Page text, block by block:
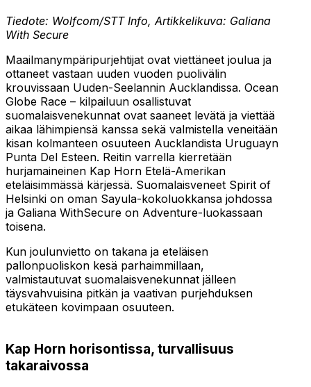
Tiedote: Wolfcom/STT Info, Artikkelikuva: Galiana
With Secure
Maailmanympäripurjehtijat ovat viettäneet joulua ja
ottaneet vastaan uuden vuoden puolivälin
krouvissaan Uuden-Seelannin Aucklandissa. Ocean
Globe Race – kilpailuun osallistuvat
suomalaisvenekunnat ovat saaneet levätä ja viettää
aikaa lähimpiensä kanssa sekä valmistella veneitään
kisan kolmanteen osuuteen Aucklandista Uruguayn
Punta Del Esteen. Reitin varrella kierretään
hurjamaineinen Kap Horn Etelä-Amerikan
eteläisimmässä kärjessä. Suomalaisveneet Spirit of
Helsinki on oman Sayula-kokoluokkansa johdossa
ja Galiana WithSecure on Adventure-luokassaan
toisena.
Kun joulunvietto on takana ja eteläisen
pallonpuoliskon kesä parhaimmillaan,
valmistautuvat suomalaisvenekunnat jälleen
täysvahvuisina pitkän ja vaativan purjehduksen
etukäteen kovimpaan osuuteen.
Kap Horn horisontissa, turvallisuus
takaraivossa